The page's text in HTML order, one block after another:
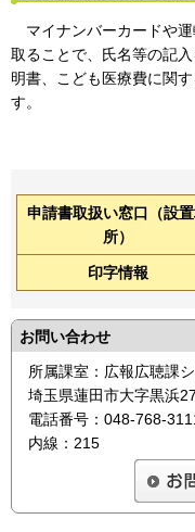
マイナンバーカードや
取ることで、氏名等の記
明書、こども医療費に関
す。
申請書取扱い窓口（設
所）
印字情報
お問い合わせ
所属課室：広報広聴課
埼玉県蓮田市大字黒浜
電話番号：048-768-
内線：215